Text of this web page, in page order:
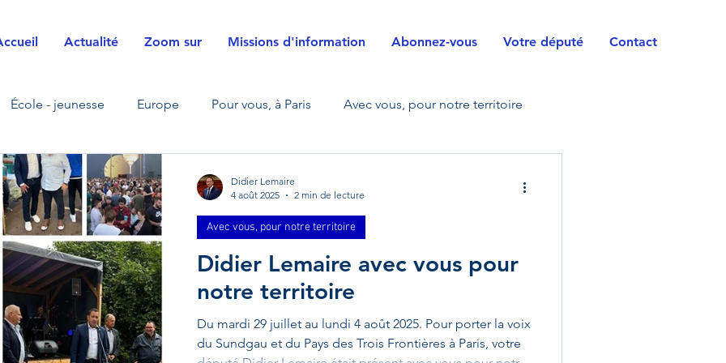
Actualité Zoom sur Missions d'information Abonnez-vous Votre député Contact
École - jeunesse Europe Pour vous, à Paris Avec vous, pour notre territoire
Défense Zoom sur
Justice Agriculture Énergies Défense et forces armées
écologique - énergétique Mobilités Visite de terrain
Didier Lemaire avec vous pour
notre territoire
Du mardi 29 juillet au lundi 4 août 2025. Pour porter la voix
du Sundgau et du Pays des Trois Frontières à Paris, votre
Avec vous, pour notre territoire
Didier Lemaire
4 août 2025
2 min de lecture